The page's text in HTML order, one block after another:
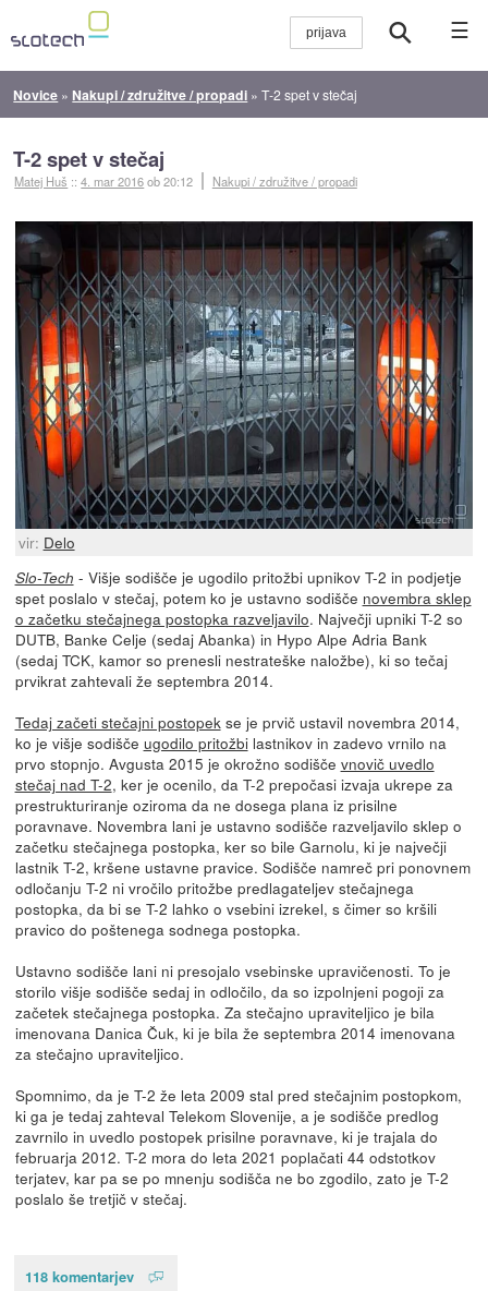
☰
Novice » Nakupi / združitve / propadi »T-2 spet v stečaj
T-2 spet v stečaj
Matej Huš ::4. mar 2016ob 20:12 Nakupi / združitve / propadi
vir: Delo
Slo-Tech - Višje sodišče je ugodilo pritožbi upnikov T-2 in podjetje
spet poslalo v stečaj, potem ko je ustavno sodišče novembra sklep
o začetku stečajnega postopka razveljavilo. Največji upniki T-2 so
DUTB, Banke Celje (sedaj Abanka) in Hypo Alpe Adria Bank
(sedaj TCK, kamor so prenesli nestrateške naložbe), ki so tečaj
prvikrat zahtevali že septembra 2014.
Tedaj začeti stečajni postopek se je prvič ustavil novembra 2014,
ko je višje sodišče ugodilo pritožbilastnikov in zadevo vrnilo na
prvo stopnjo. Avgusta 2015 je okrožno sodišče vnovič uvedlo
stečaj nad T-2, ker je ocenilo, da T-2 prepočasi izvaja ukrepe za
prestrukturiranje oziroma da ne dosega plana iz prisilne
poravnave. Novembra lani je ustavno sodišče razveljavilo sklep o
začetku stečajnega postopka, ker so bile Garnolu, ki je največji
lastnik T-2, kršene ustavne pravice. Sodišče namreč pri ponovnem
odločanju T-2 ni vročilo pritožbe predlagateljev stečajnega
postopka, da bi se T-2 lahko o vsebini izrekel, s čimer so kršili
pravico do poštenega sodnega postopka.
Ustavno sodišče lani ni presojalo vsebinske upravičenosti. To je
storilo višje sodišče sedaj in odločilo, da so izpolnjeni pogoji za
začetek stečajnega postopka. Za stečajno upraviteljico je bila
imenovana Danica Čuk, ki je bila že septembra 2014 imenovana
za stečajno upraviteljico.
Spomnimo, da je T-2 že leta 2009 stal pred stečajnim postopkom,
ki ga je tedaj zahteval Telekom Slovenije, a je sodišče predlog
zavrnilo in uvedlo postopek prisilne poravnave, ki je trajala do
februarja 2012. T-2 mora do leta 2021 poplačati 44 odstotkov
terjatev, kar pa se po mnenju sodišča ne bo zgodilo, zato je T-2
poslalo še tretjič v stečaj.
118 komentarjev